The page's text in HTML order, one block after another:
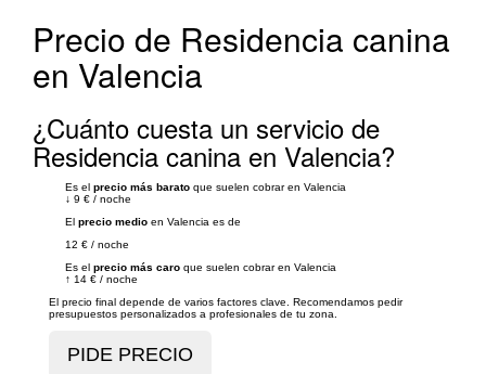
Precio de Residencia canina
en Valencia
¿Cuánto cuesta un servicio de
Residencia canina en Valencia?
Es el precio más barato que suelen cobrar en Valencia
↓ 9 € / noche
El precio medio en Valencia es de
12 € / noche
Es el precio más caro que suelen cobrar en Valencia
↑ 14 € / noche
El precio final depende de varios factores clave. Recomendamos pedir
presupuestos personalizados a profesionales de tu zona.